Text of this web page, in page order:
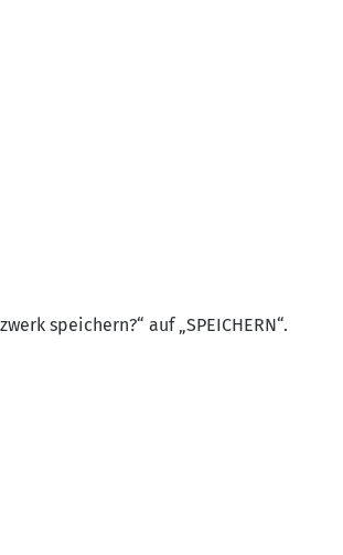
speichern?“ auf „SPEICHERN“.